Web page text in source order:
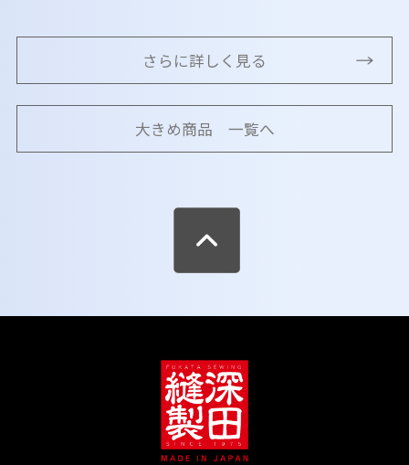
さらに詳しく見る
大きめ商品 一覧へ